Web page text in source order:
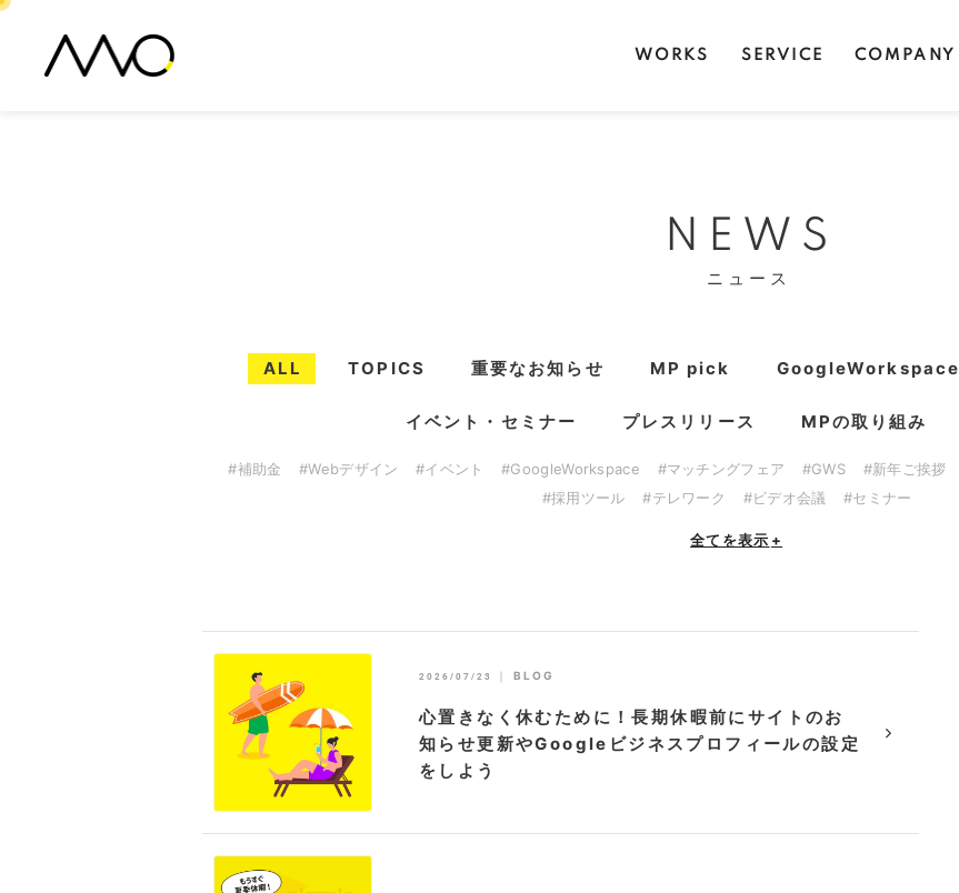
WORKS SERVICE COMPANY
NEWS
ニュース
ALL TOPICS 重要なお知らせ MP pick GoogleWorkspace
イベント・セミナー プレスリリース MPの取り組み
#補助金 #Webデザイン #イベント #GoogleWorkspace #マッチングフェア #GWS #新年ご挨拶
#採用ツール
#テレワーク #ビデオ会議 #セミナー
全てを表示 +
2026/07/23 ｜ BLOG
心置きなく休むために！長期休暇前にサイトのお
知らせ更新やGoogleビジネスプロフィールの設定
をしよう